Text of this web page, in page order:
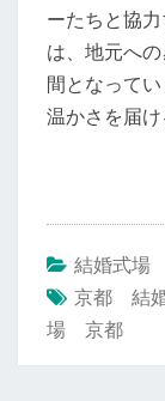
ーたちと協
は、地元へ
間となって
温かさを届け
結婚式場
京都 結
場 京都